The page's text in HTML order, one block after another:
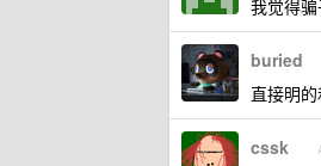
我觉得
buried
直接明
cssk